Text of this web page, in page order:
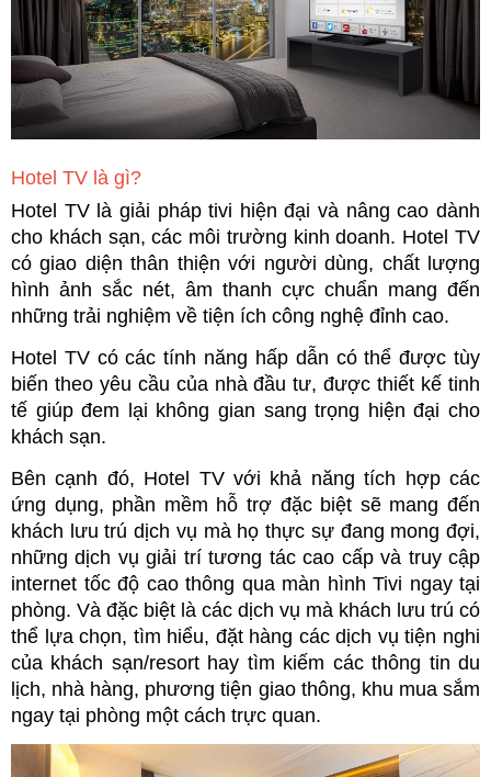
Hotel TV là gì?
Hotel TV là giải pháp tivi hiện đại và nâng cao dành
cho khách sạn, các môi trường kinh doanh. Hotel TV
có giao diện thân thiện với người dùng, chất lượng
hình ảnh sắc nét, âm thanh cực chuẩn mang đến
những trải nghiệm về tiện ích công nghệ đỉnh cao.
Hotel TV có các tính năng hấp dẫn có thể được tùy
biến theo yêu cầu của nhà đầu tư, được thiết kế tinh
tế giúp đem lại không gian sang trọng hiện đại cho
khách sạn.
Bên cạnh đó, Hotel TV với khả năng tích hợp các
ứng dụng, phần mềm hỗ trợ đặc biệt sẽ mang đến
khách lưu trú dịch vụ mà họ thực sự đang mong đợi,
những dịch vụ giải trí tương tác cao cấp và truy cập
internet tốc độ cao thông qua màn hình Tivi ngay tại
phòng. Và đặc biệt là các dịch vụ mà khách lưu trú có
thể lựa chọn, tìm hiểu, đặt hàng các dịch vụ tiện nghi
của khách sạn/resort hay tìm kiếm các thông tin du
lịch, nhà hàng, phương tiện giao thông, khu mua sắm
ngay tại phòng một cách trực quan.